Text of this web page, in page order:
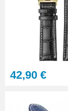
42,90 €